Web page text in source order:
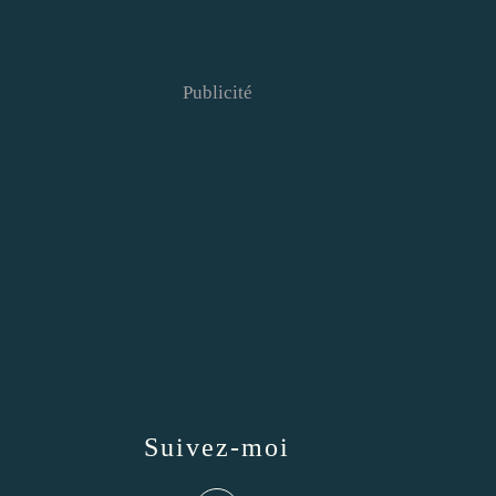
Suivez-moi
Publicité